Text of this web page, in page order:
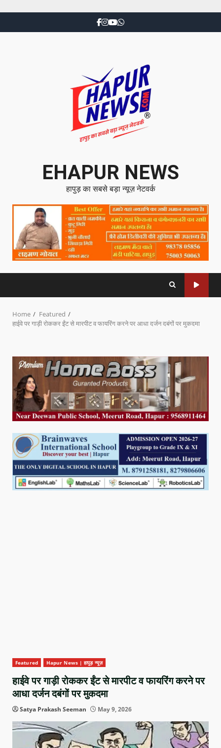
EHAPUR NEWS
हापुड़ का सबसे बड़ा न्यूज़ नेटवर्क
Home
Featured
हाईवे पर गाड़ी रोककर ईंट से मारपीट व फायरिंग करने पर आधा दर्जन दबंगों पर मुकदमा
Featured Hapur News | हापुड़ न्यूज़
हाईवे पर गाड़ी रोककर ईंट से मारपीट व फायरिंग करने पर
आधा दर्जन दबंगों पर मुकदमा
Satya Prakash Seeman May 9, 2026